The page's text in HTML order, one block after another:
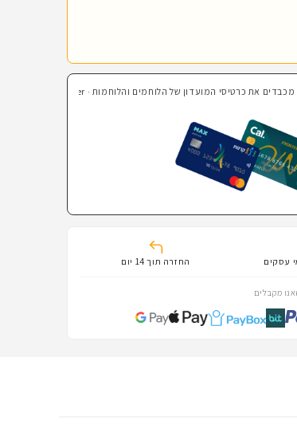
מכבדים את כרטיסי המועדון של הלוחמים והלוחמות · Fighter · קרנות השוטרים · בהצדעה · חבר
החזרה תוך 14 יום
מקבלים